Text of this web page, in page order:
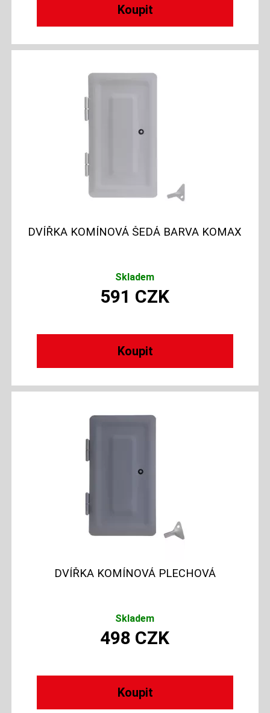
DVÍŘKA KOMÍNOVÁ ŠEDÁ BARVA KOMAX
Skladem
591 CZK
DVÍŘKA KOMÍNOVÁ PLECHOVÁ
Skladem
498 CZK